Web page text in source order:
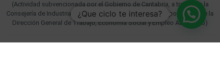
(Actividad subvencionada por el Gobierno de Cantabria, a través de la
Consejería de Industria, Empleo, Innovación y Comercio y por medio de la
Dirección General de Trabajo, Economía Social y Empleo Autónomo)
¿Que ciclo te interesa?